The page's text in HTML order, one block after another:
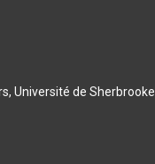
Université de Sherbrooke